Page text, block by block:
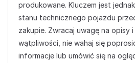
produkowane. Kluczem jest
stanu technicznego pojazdu
zakupie. Zwracaj uwagę na opisy
wątpliwości, nie wahaj się
informacje lub umówić się na